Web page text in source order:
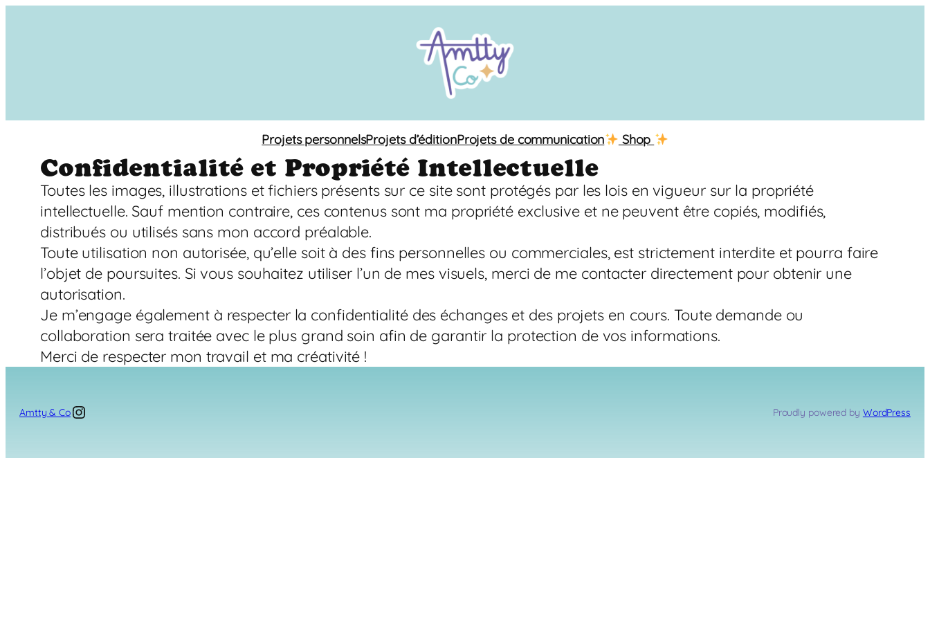
Projets personnelsProjets d’éditionProjets de communication Shop
Confidentialité et Propriété Intellectuelle
Toutes les images, illustrations et fichiers présents sur ce site sont protégés par les lois en vigueur sur la propriété
intellectuelle. Sauf mention contraire, ces contenus sont ma propriété exclusive et ne peuvent être copiés, modifiés,
distribués ou utilisés sans mon accord préalable.
Toute utilisation non autorisée, qu’elle soit à des fins personnelles ou commerciales, est strictement interdite et pourra faire
l’objet de poursuites. Si vous souhaitez utiliser l’un de mes visuels, merci de me contacter directement pour obtenir une
autorisation.
Je m’engage également à respecter la confidentialité des échanges et des projets en cours. Toute demande ou
collaboration sera traitée avec le plus grand soin afin de garantir la protection de vos informations.
Merci de respecter mon travail et ma créativité !
Amtty & Co Proudly powered by WordPress